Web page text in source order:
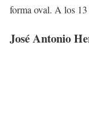
forma oval. A los 13
José Antonio